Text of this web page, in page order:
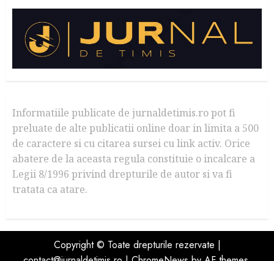
Informatiile publicate de jurnaldetimis.ro pot fi
preluate de alte publicatii online doar in limita a 500
de caractere si cu citarea sursei cu link activ. Orice
abatere de la aceasta regula constituie o incalcare a
Legii 8/1996 privind drepturile de autor si va fi
tratata ca atare.
Copyright © Toate drepturile rezervate |